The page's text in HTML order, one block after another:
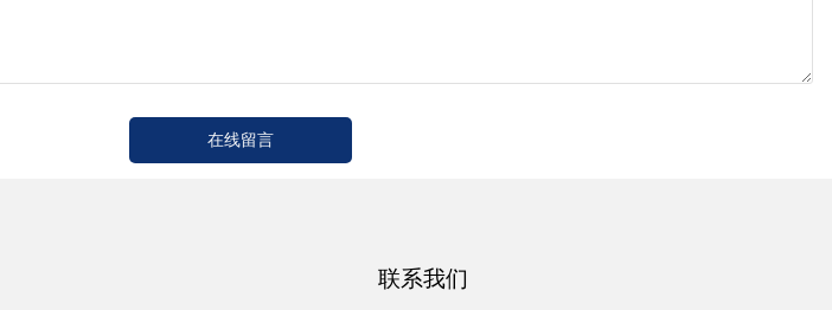
在线留言
联系我们